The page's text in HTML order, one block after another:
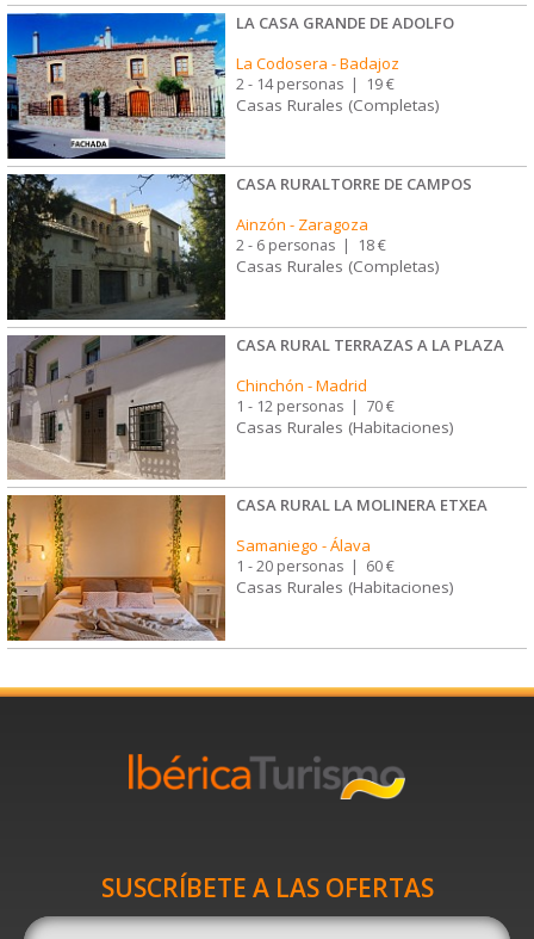
LA CASA GRANDE DE ADOLFO
La Codosera -Badajoz
2 - 14 personas | 19 €
Casas Rurales (Completas)
CASA RURALTORRE DE CAMPOS
Ainzón - Zaragoza
2 - 6 personas | 18 €
Casas Rurales (Completas)
CASA RURAL TERRAZAS A LA PLAZA
Chinchón -Madrid
1 - 12 personas | 70 €
Casas Rurales (Habitaciones)
CASA RURAL LA MOLINERA ETXEA
Samaniego -Álava
1 - 20 personas | 60 €
Casas Rurales (Habitaciones)
SUSCRÍBETE A LAS OFERTAS